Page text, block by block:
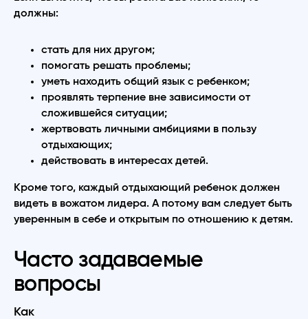
должны:
стать для них другом;
помогать решать проблемы;
уметь находить общий язык с ребенком;
проявлять терпение вне зависимости от
сложившейся ситуации;
жертвовать личными амбициями в пользу
отдыхающих;
действовать в интересах детей.
Кроме того, каждый отдыхающий ребенок должен
видеть в вожатом лидера. А потому вам следует быть
уверенным в себе и открытым по отношению к детям.
Часто задаваемые
вопросы
Как